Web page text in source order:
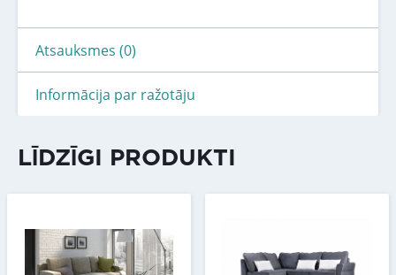
Atsauksmes (0)
Informācija par ražotāju
LĪDZĪGI PRODUKTI